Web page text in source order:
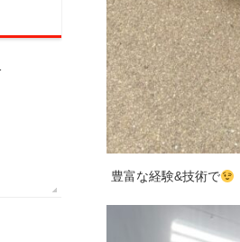
豊富な経験&技術で